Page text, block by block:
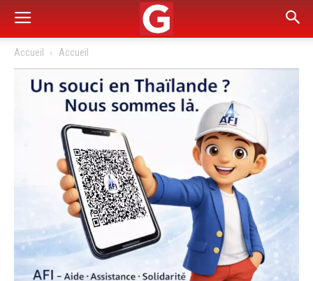
Accueil Accueil